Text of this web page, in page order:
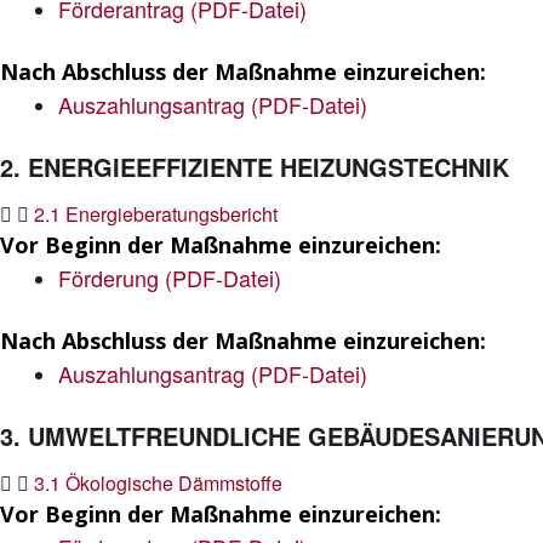
Förderantrag (PDF-Datei)
Nach Abschluss der Maßnahme einzureichen:
Auszahlungsantrag (PDF-Datei)
2. ENERGIEEFFIZIENTE HEIZUNGSTECHNIK
2.1 Energieberatungsbericht
Vor Beginn der Maßnahme einzureichen:
Förderung (PDF-Datei)
Nach Abschluss der Maßnahme einzureichen:
Auszahlungsantrag (PDF-Datei)
3. UMWELTFREUNDLICHE
3.1 Ökologische Dämmstoffe
Vor Beginn der Maßnahme einzureichen: